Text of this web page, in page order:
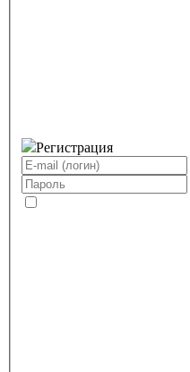
Регистрация